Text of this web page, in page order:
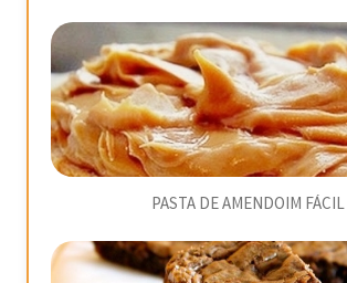
PASTA DE AMENDOIM FÁCIL